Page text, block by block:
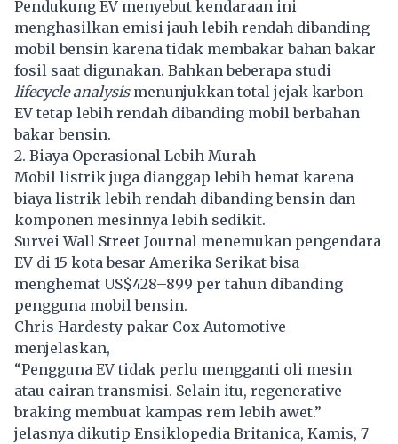
Pendukung EV menyebut kendaraan ini
menghasilkan emisi jauh lebih rendah dibanding
mobil bensin karena tidak membakar bahan bakar
fosil saat digunakan. Bahkan beberapa studi
lifecycle analysismenunjukkan total jejak karbon
EV tetap lebih rendah dibanding mobil berbahan
bakar bensin.
2. Biaya Operasional Lebih Murah
Mobil listrik juga dianggap lebih hemat karena
biaya listrik lebih rendah dibanding bensin dan
komponen mesinnya lebih sedikit.
Survei Wall Street Journal menemukan pengendara
EV di 15 kota besar Amerika Serikat bisa
menghemat US$428–899 per tahun dibanding
pengguna mobil bensin.
Chris Hardesty pakar Cox Automotive
menjelaskan,
“Pengguna EV tidak perlu mengganti oli mesin
atau cairan transmisi. Selain itu, regenerative
braking membuat kampas rem lebih awet.”
jelasnya dikutip Ensiklopedia Britanica, Kamis, 7